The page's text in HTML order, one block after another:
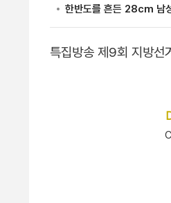
특집방송 제9회 지방선